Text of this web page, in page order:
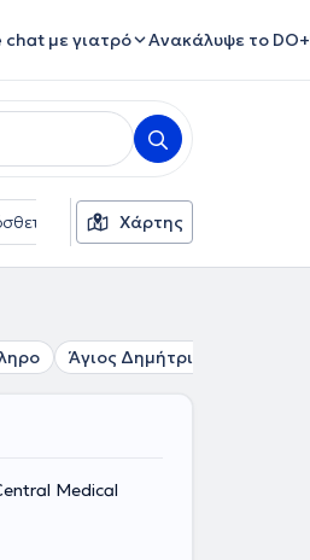
chat με γιατρό Ανακάλυψε το DO+
φίλτρα Γλώσσες
Χάρτης
Άγιος Δημήτριος
Medical